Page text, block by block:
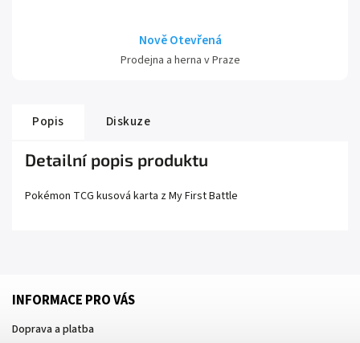
Nově Otevřená
Prodejna a herna v Praze
Popis Diskuze
Detailní popis produktu
Pokémon TCG kusová karta zMy First Battle
INFORMACE PRO VÁS
Doprava a platba